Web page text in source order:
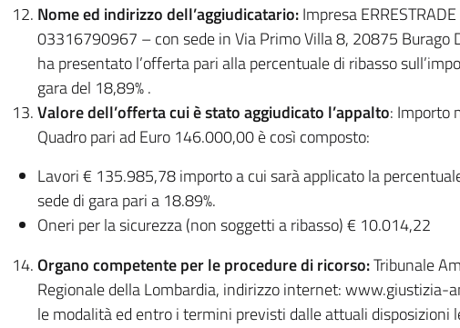
Nome ed indirizzo dell’aggiudicatario:Impresa ERRESTRADE
03316790967 – con sede in Via Primo Villa 8, 20875 Burago
ha presentato l’offerta pari alla percentuale di ribasso
gara del 18,89% .
Valore dell’offerta cui è stato aggiudicato l’appalto: Importo
Quadro pari ad Euro 146.000,00 è così composto:
Lavori € 135.985,78 importo a cui sarà applicato la
sede di gara pari a 18.89%.
Oneri per la sicurezza (non soggetti a ribasso) € 10.014,22
Organo competente per le procedure di ricorso:Tribunale
Regionale della Lombardia, indirizzo internet: www.giustizia-
le modalità ed entro i termini previsti dalle attuali disposizioni